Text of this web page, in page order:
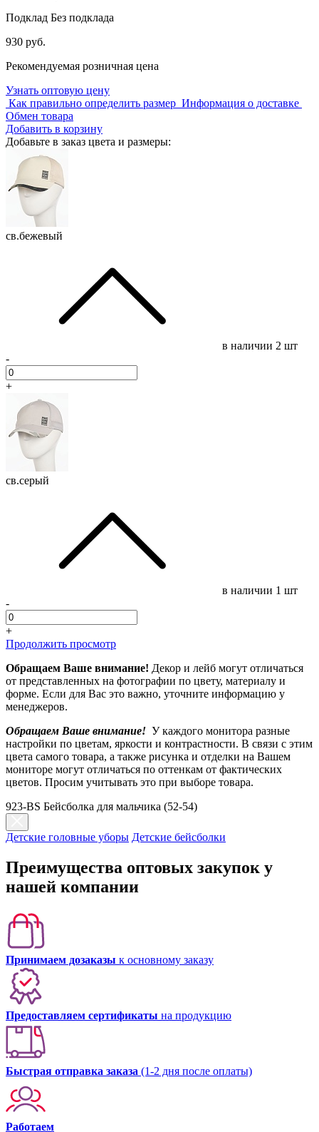
Подклад Без подклада
930 руб.
Рекомендуемая розничная цена
Узнать оптовую цену
Как правильно определить размер Информация о доставке
Обмен товара
Добавить в корзину
Добавьте в заказ цвета и размеры:
св.бежевый
в наличии 2 шт
-
+
св.серый
в наличии 1 шт
-
+
Продолжить просмотр
Обращаем Ваше внимание! Декор и лейб могут отличаться
от представленных на фотографии по цвету, материалу и
форме. Если для Вас это важно, уточните информацию у
менеджеров.
Обращаем Ваше внимание! У каждого монитора разные
настройки по цветам, яркости и контрастности. В связи с этим
цвета самого товара, а также рисунка и отделки на Вашем
мониторе могут отличаться по оттенкам от фактических
цветов. Просим учитывать это при выборе товара.
923-BS Бейсболка для мальчика (52-54)
Детские головные уборы Детские бейсболки
Преимущества оптовых закупок у
нашей компании
Принимаем дозаказы к основному заказу
Предоставляем сертификаты на продукцию
Быстрая отправка заказа (1-2 дня после оплаты)
Работаем